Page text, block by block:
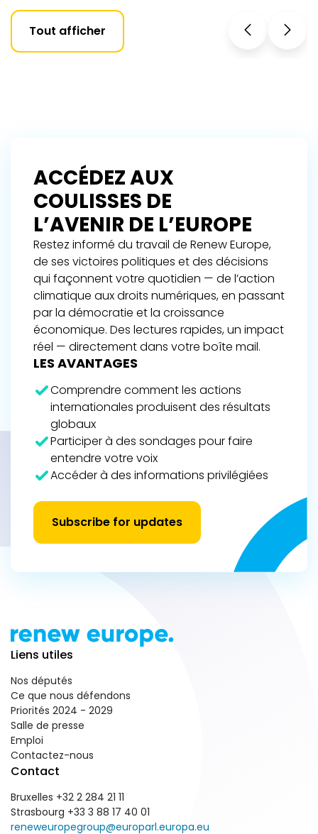
Tout afficher
ACCÉDEZ AUX
COULISSES DE
L’AVENIR DE L’EUROPE
Restez informé du travail de Renew Europe,
de ses victoires politiques et des décisions
qui façonnent votre quotidien — de l’action
climatique aux droits numériques, en passant
par la démocratie et la croissance
économique. Des lectures rapides, un impact
réel — directement dans votre boîte mail.
LES AVANTAGES
Comprendre comment les actions
internationales produisent des résultats
globaux
Participer à des sondages pour faire
entendre votre voix
Accéder à des informations privilégiées
Subscribe for updates
Liens utiles
Nos députés
Ce que nous défendons
Priorités 2024 - 2029
Salle de presse
Emploi
Contactez-nous
Contact
Bruxelles +32 2 284 21 11
Strasbourg +33 3 88 17 40 01
reneweuropegroup@europarl.europa.eu